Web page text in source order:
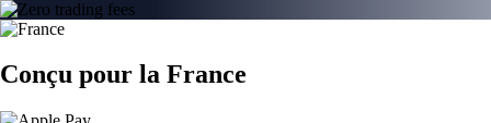
Conçu pour la France